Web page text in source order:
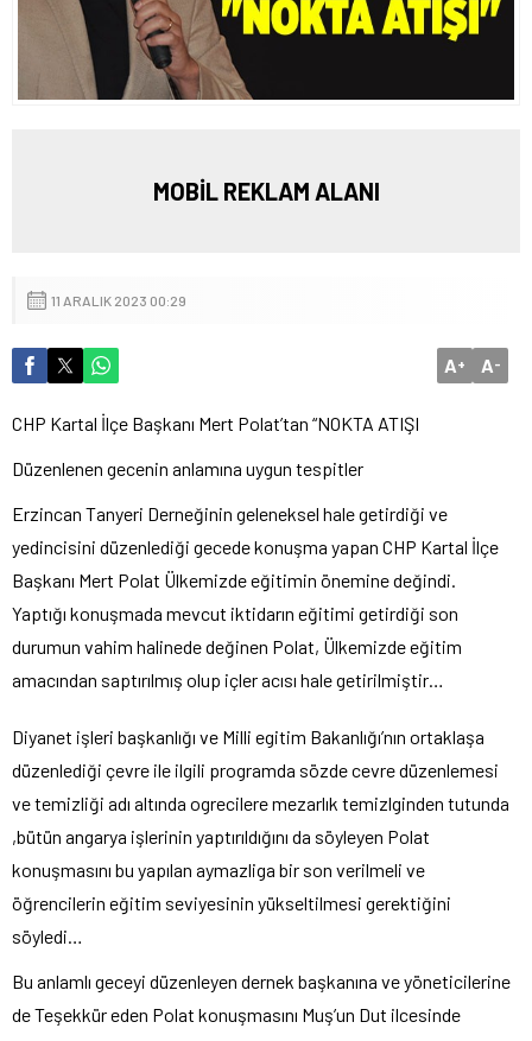
MOBİL REKLAM ALANI
11 ARALIK 2023 00:29
A+ A-
CHP Kartal İlçe Başkanı Mert Polat’tan “NOKTA ATIŞI
Düzenlenen gecenin anlamına uygun tespitler
Erzincan Tanyeri Derneğinin geleneksel hale getirdiği ve
yedincisini düzenlediği gecede konuşma yapan CHP Kartal İlçe
Başkanı Mert Polat Ülkemizde eğitimin önemine değindi.
Yaptığı konuşmada mevcut iktidarın eğitimi getirdiği son
durumun vahim halinede değinen Polat, Ülkemizde eğitim
amacından saptırılmış olup içler acısı hale getirilmiştir…
Diyanet işleri başkanlığı ve Milli egitim Bakanlığı’nın ortaklaşa
düzenlediği çevre ile ilgili programda sözde cevre düzenlemesi
ve temizliği adı altında ogrecilere mezarlık temizlginden tutunda
,bütün angarya işlerinin yaptırıldığını da söyleyen Polat
konuşmasını bu yapılan aymazliga bir son verilmeli ve
öğrencilerin eğitim seviyesinin yükseltilmesi gerektiğini
söyledi…
Bu anlamlı geceyi düzenleyen dernek başkanına ve yöneticilerine
de Teşekkür eden Polat konuşmasını Muş’un Dut ilcesinde